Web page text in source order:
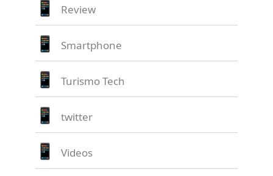
Review
Smartphone
Turismo Tech
twitter
Videos